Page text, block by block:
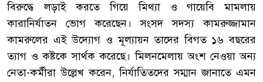
বিরুদ্ধে লড়াই করতে গিয়ে মিথ্যা ও গায়েবি মামলায়
কারানির্যাতন ভোগ করেছেন। সংসদ সদস্য কামরুজ্জামান
কামরুলের এই উদ্যোগ ও মূল্যায়ন তাদের বিগত ১৬ বছরের
ত্যাগ ও কষ্টকে সার্থক করেছে। মিলনমেলায় অংশ নেওয়া অন্য
নেতা-কর্মীরা উল্লেখ করেন, নির্যাতিতদের সম্মান জানাতে এমন